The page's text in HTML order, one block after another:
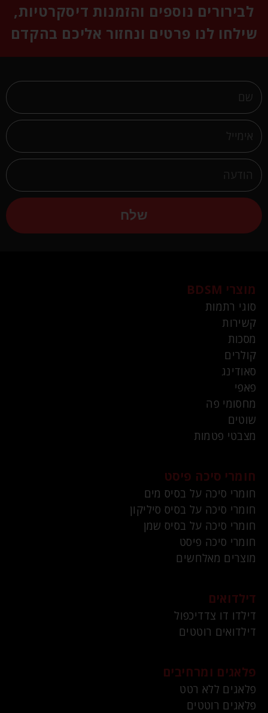
לבירורים נוספים והזמנות דיסקרטיות,
שילחו לנו פרטים ונחזור אליכם בהקדם
שלח
מוצרי BDSM
סוגי רתמות
קשירות
מסכות
קולרים
סאודינג
פאפי
מחסומי פה
שוטים
מצבטי פטמות
חומרי סיכה פיסט
חומרי סיכה על בסיס מים
חומרי סיכה על בסיס סיליקון
חומרי סיכה על בסיס שמן
חומרי סיכה פיסט
מוצרים מאלחשים
דילדואים
דילדו דו צדדיכפול
דילדואים רוטטים
פלאגים ומרחיבים
פלאגים ללא רטט
פלאגים רוטטים